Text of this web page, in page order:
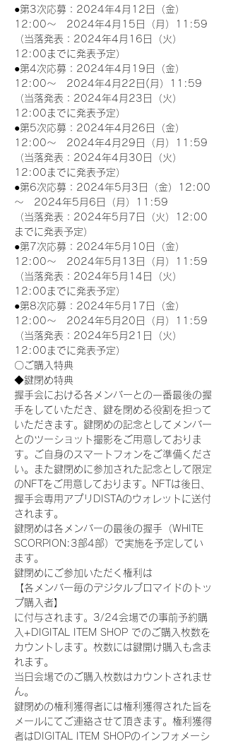
●第3次応募：2024年4月12日（金）
12:00～　2024年4月15日（月）11:59
（当落発表：2024年4月16日（火）
12:00までに発表予定）
●第4次応募：2024年4月19日（金）
12:00～　2024年4月22日(月）11:59
（当落発表：2024年4月23日（火）
12:00までに発表予定）
●第5次応募：2024年4月26日（金）
12:00～　2024年4月29日（月）11:59
（当落発表：2024年4月30日（火）
12:00までに発表予定）
●第6次応募：2024年5月3日（金）12:00
～　2024年5月6日（月）11:59
（当落発表：2024年5月7日（火）12:00
までに発表予定）
●第7次応募：2024年5月10日（金）
12:00～　2024年5月13日（月）11:59
（当落発表：2024年5月14日（火）
12:00までに発表予定）
●第8次応募：2024年5月17日（金）
12:00～　2024年5月20日（月）11:59
（当落発表：2024年5月21日（火）
12:00までに発表予定）
〇ご購入特典
◆鍵閉め特典
握手会における各メンバーとの一番最後の握
手をしていただき、鍵を閉める役割を担って
いただきます。鍵閉めの記念としてメンバー
とのツーショット撮影をご用意しておりま
す。ご自身のスマートフォンをご準備くださ
い。また鍵閉めに参加された記念として限定
のNFTをご用意しております。NFTは後日、
握手会専用アプリDISTAのウォレットに送付
されます。
鍵閉めは各メンバーの最後の握手（WHITE
SCORPION:3部4部）で実施を予定してい
ます。
鍵閉めにご参加いただく権利は
【各メンバー毎のデジタルブロマイドのトッ
プ購入者】
に付与されます。3/24会場での事前予約購
入+DIGITAL ITEM SHOP でのご購入枚数を
カウントします。枚数には鍵開け購入も含ま
れます。
当日会場でのご購入枚数はカウントされませ
ん。
鍵閉めの権利獲得者には権利獲得された旨を
メールにてご連絡させて頂きます。権利獲得
者はDIGITAL ITEM SHOPのインフォメーシ